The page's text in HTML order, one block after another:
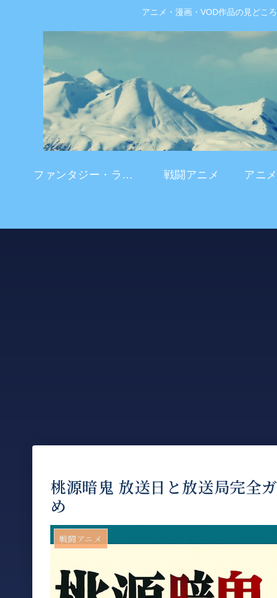
アニメ・漫画・VOD作品の見どこ
ファンタジー・ラブコメ 戦闘アニメ
桃源暗鬼 放送日と放送局完全
め
戦闘アニメ